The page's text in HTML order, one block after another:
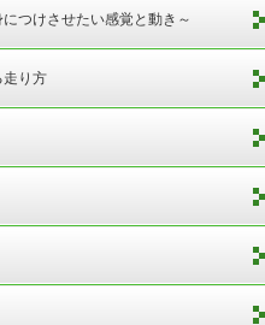
つけさせたい感覚と動き～
走り方